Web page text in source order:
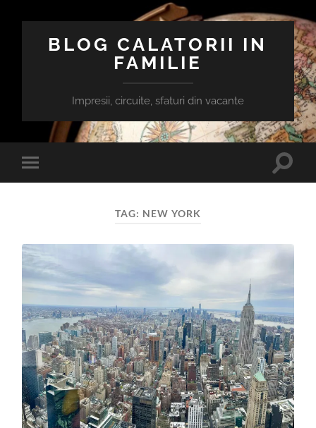
BLOG CALATORII IN
FAMILIE
Impresii, circuite, sfaturi din vacante
Toggle
mobile
Toggle
TAG: NEW YORK